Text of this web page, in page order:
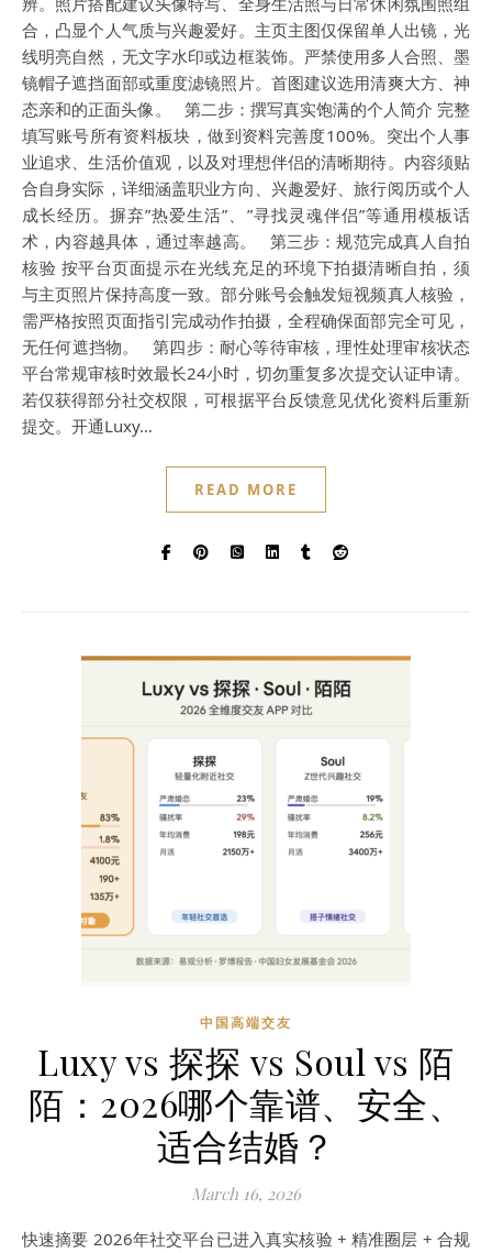
合，凸显个人气质与兴趣爱好。主页主图仅保留单人出镜，光
线明亮自然，无文字水印或边框装饰。严禁使用多人合照、墨
镜帽子遮挡面部或重度滤镜照片。首图建议选用清爽大方、神
态亲和的正面头像。 第二步：撰写真实饱满的个人简介 完整
填写账号所有资料板块，做到资料完善度100%。突出个人事
业追求、生活价值观，以及对理想伴侣的清晰期待。内容须贴
合自身实际，详细涵盖职业方向、兴趣爱好、旅行阅历或个人
成长经历。摒弃”热爱生活”、”寻找灵魂伴侣”等通用模板话
术，内容越具体，通过率越高。 第三步：规范完成真人自拍
核验 按平台页面提示在光线充足的环境下拍摄清晰自拍，须
与主页照片保持高度一致。部分账号会触发短视频真人核验，
需严格按照页面指引完成动作拍摄，全程确保面部完全可见，
无任何遮挡物。 第四步：耐心等待审核，理性处理审核状态
平台常规审核时效最长24小时，切勿重复多次提交认证申请。
若仅获得部分社交权限，可根据平台反馈意见优化资料后重新
提交。开通Luxy…
READ MORE
中国高端交友
Luxy vs 探探 vs Soul vs 陌
陌：2026哪个靠谱、安全、
适合结婚？
March 16, 2026
快速摘要 2026年社交平台已进入真实核验 + 精准圈层 + 合规